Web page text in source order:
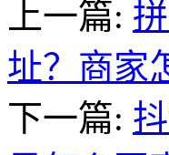
上一篇:
址？商家
下一篇: